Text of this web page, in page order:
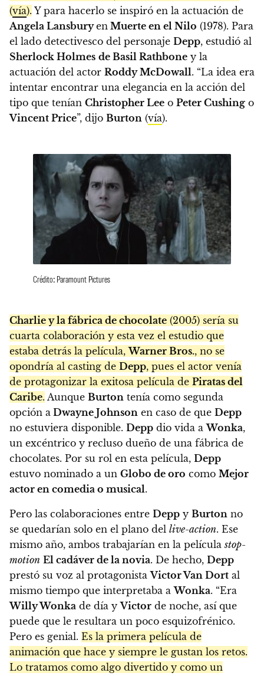
(vía). Y para hacerlo se inspiró en la actuación de
Angela Lansburyen Muerte en el Nilo (1978). Para
el lado detectivesco del personaje Depp, estudió al
Sherlock Holmes de Basil Rathbone y la
actuación del actor Roddy McDowall. “La idea era
intentar encontrar una elegancia en la acción del
tipo que tenían Christopher Lee o Peter Cushing o
Vincent Price”, dijo Burton (vía).
Crédito: Paramount Pictures
Charlie y la fábrica de chocolate (2005) sería su
cuarta colaboración y esta vez el estudio que
estaba detrás la película,Warner Bros., no se
opondría al casting de Depp, pues el actor venía
de protagonizar la exitosa película de Piratas del
Caribe. Aunque Burton tenía como segunda
opción a Dwayne Johnson en caso de que Depp
no estuviera disponible. Depp dio vida aWonka,
un excéntrico y recluso dueño de una fábrica de
chocolates. Por su rol en esta película, Depp
estuvo nominado a un Globo de oro como Mejor
actor en comedia o musical.
Pero las colaboraciones entre Depp y Burton no
se quedarían solo en el plano del live-action. Ese
mismo año, ambos trabajarían en la películastop-
motion El cadáver de la novia. De hecho, Depp
prestó su voz al protagonistaVictor Van Dort al
mismo tiempo que interpretaba aWonka. “Era
Willy Wonka de día yVictor de noche, así que
puede que le resultara un poco esquizofrénico.
Pero es genial. Es la primera película de
animación que hace y siempre le gustan los retos.
Lo tratamos como algo divertido y como un